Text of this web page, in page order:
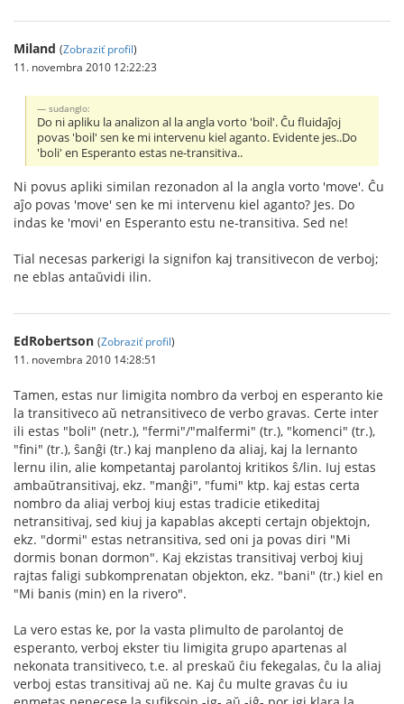
Miland (Zobraziť profil)
11. novembra 2010 12:22:23
sudanglo:
Do ni apliku la analizon al la angla vorto 'boil'. Ĉu fluidaĵoj
povas 'boil' sen ke mi intervenu kiel aganto. Evidente jes..Do
'boli' en Esperanto estas ne-transitiva..
Ni povus apliki similan rezonadon al la angla vorto 'move'. Ĉu
aĵo povas 'move' sen ke mi intervenu kiel aganto? Jes. Do
indas ke 'movi' en Esperanto estu ne-transitiva. Sed ne!
Tial necesas parkerigi la signifon kaj transitivecon de verboj;
ne eblas antaŭvidi ilin.
EdRobertson (Zobraziť profil)
11. novembra 2010 14:28:51
Tamen, estas nur limigita nombro da verboj en esperanto kie
la transitiveco aŭ netransitiveco de verbo gravas. Certe inter
ili estas "boli" (netr.), "fermi"/"malfermi" (tr.), "komenci" (tr.),
"fini" (tr.), ŝanĝi (tr.) kaj manpleno da aliaj, kaj la lernanto
lernu ilin, alie kompetantaj parolantoj kritikos ŝ/lin. Iuj estas
ambaŭtransitivaj, ekz. "manĝi", "fumi" ktp. kaj estas certa
nombro da aliaj verboj kiuj estas tradicie etikeditaj
netransitivaj, sed kiuj ja kapablas akcepti certajn objektojn,
ekz. "dormi" estas netransitiva, sed oni ja povas diri "Mi
dormis bonan dormon". Kaj ekzistas transitivaj verboj kiuj
rajtas faligi subkomprenatan objekton, ekz. "bani" (tr.) kiel en
"Mi banis (min) en la rivero".
La vero estas ke, por la vasta plimulto de parolantoj de
esperanto, verboj ekster tiu limigita grupo apartenas al
nekonata transitiveco, t.e. al preskaŭ ĉiu fekegalas, ĉu la aliaj
verboj estas transitivaj aŭ ne. Kaj ĉu multe gravas ĉu iu